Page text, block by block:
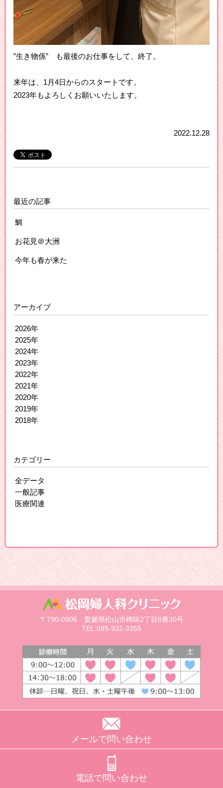
”生き物係” も最後のお仕事をして、終了。
来年は、1月4日からのスタートです。
2023年もよろしくお願いいたします。
2022.12.28
最近の記事
鯛
お花見＠大洲
今年も春が来た
アーカイブ
2026年
2025年
2024年
2023年
2022年
2021年
2020年
2019年
2018年
カテゴリー
全データ
一般記事
医療関連
〒790-0905 愛媛県松山市樽味2丁目8番30号
TEL:089-932-3355
メールで問い合わせ
電話で問い合わせ